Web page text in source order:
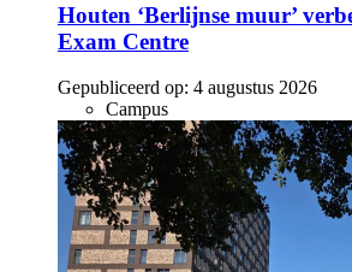
Houten ‘Berlijnse muur’
Exam Centre
Gepubliceerd op: 4 augustus 2026
Campus